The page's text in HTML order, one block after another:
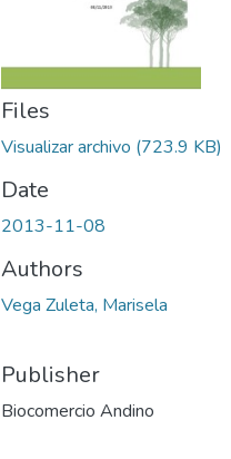
Files
Visualizar archivo (723.9 KB)
Date
2013-11-08
Authors
Vega Zuleta, Marisela
Publisher
Biocomercio Andino